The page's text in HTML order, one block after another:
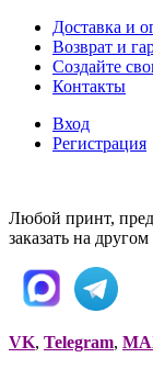
Доставка и
Возврат и
Создайте
Контакты
Вход
Регистрация
Любой принт,
заказать на
VK, Telegram,